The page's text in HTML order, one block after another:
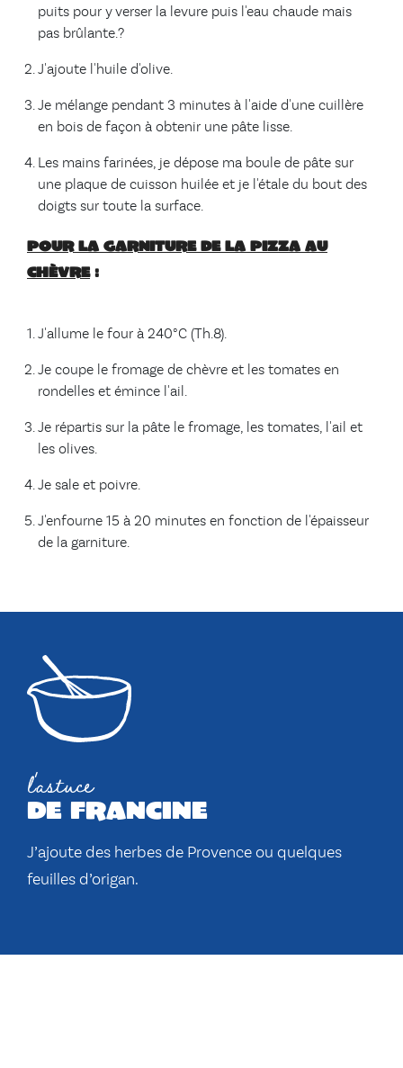
puits pour y verser la levure puis l'eau chaude mais
pas brûlante.?
J'ajoute l'huile d'olive.
Je mélange pendant 3 minutes à l'aide d'une cuillère
en bois de façon à obtenir une pâte lisse.
Les mains farinées, je dépose ma boule de pâte sur
une plaque de cuisson huilée et je l'étale du bout des
doigts sur toute la surface.
Pour la garniture de la pizza au
chèvre:
J'allume le four à 240°C (Th.8).
Je coupe le fromage de chèvre et les tomates en
rondelles et émince l'ail.
Je répartis sur la pâte le fromage, les tomates, l'ail et
les olives.
Je sale et poivre.
J'enfourne 15 à 20 minutes en fonction de l'épaisseur
de la garniture.
l'astuce
de francine
J’ajoute des herbes de Provence ou quelques
feuilles d’origan.